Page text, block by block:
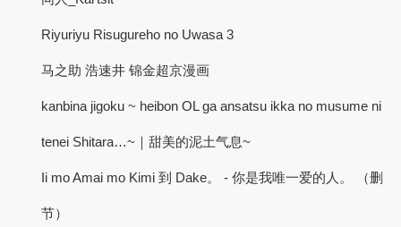
Riyuriyu Risugureho no Uwasa 3
马之助 浩速井 锦金超京漫画
kanbina jigoku ~ heibon OL ga ansatsu ikka no musume ni
tenei Shitara…~｜甜美的泥土气息~
Ii mo Amai mo Kimi 到 Dake。 - 你是我唯一爱的人。 （删
节）